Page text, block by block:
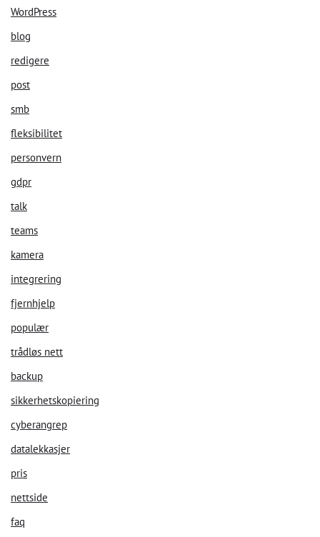
WordPress
blog
redigere
post
smb
fleksibilitet
personvern
gdpr
talk
teams
kamera
integrering
fjernhjelp
populær
trådløs nett
backup
sikkerhetskopiering
cyberangrep
datalekkasjer
pris
nettside
faq